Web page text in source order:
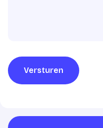
Versturen